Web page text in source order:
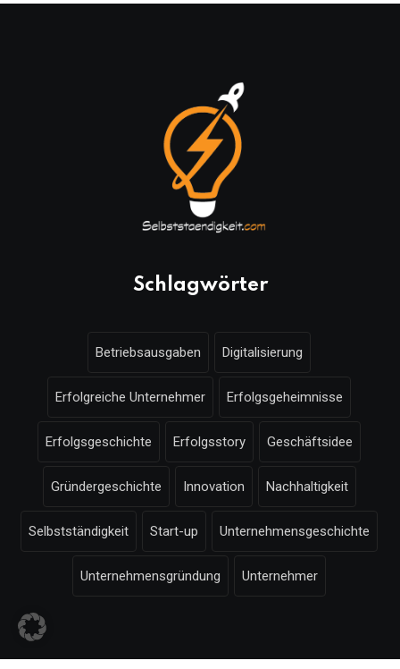
Schlagwörter
Betriebsausgaben Digitalisierung
Erfolgreiche Unternehmer Erfolgsgeheimnisse
Erfolgsgeschichte Erfolgsstory Geschäftsidee
Gründergeschichte Innovation Nachhaltigkeit
Selbstständigkeit Start-up Unternehmensgeschichte
Unternehmensgründung Unternehmer